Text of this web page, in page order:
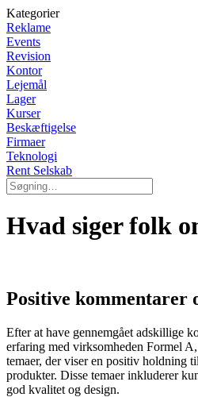
Kategorier
Reklame
Events
Revision
Kontor
Lejemål
Lager
Kurser
Beskæftigelse
Firmaer
Teknologi
Rent Selskab
Hvad siger folk
Positive kommentarer
Efter at have gennemgået adskillige
erfaring med virksomheden Formel
temaer, der viser en positiv holdning
produkter. Disse temaer inkluderer
god kvalitet og design.